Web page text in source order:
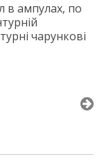
в ампулах, по
чарункові